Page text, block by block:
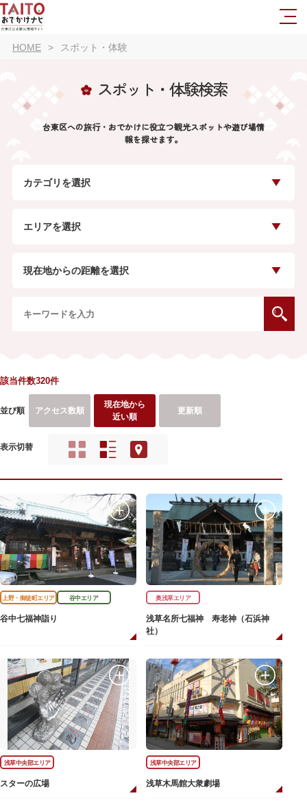
HOME スポット・体験
スポット・体験検索
台東区への旅行・おでかけに役立つ観光スポットや遊び場情
報を探せます。
カテゴリを選択
エリアを選択
現在地からの距離を選択
該当件数320件
並び順 アクセス数順
現在地から
近い順
更新順
表示切替
上野・御徒町エリア 谷中エリア
谷中七福神詣り
奥浅草エリア
浅草名所七福神 寿老神（石浜神
社）
浅草中央部エリア
スターの広場
浅草中央部エリア
浅草木馬館大衆劇場